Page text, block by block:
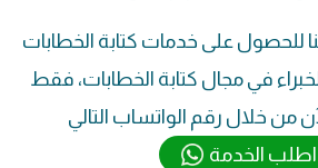
للحصول على خدمات كتابة الخطابات
في مجال كتابة الخطابات، فقط
من خلال رقم الواتساب التالي
اطلب الخدمة